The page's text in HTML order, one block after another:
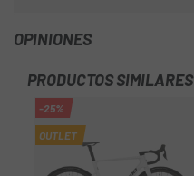
OPINIONES
PRODUCTOS SIMILARES
-25%
OUTLET